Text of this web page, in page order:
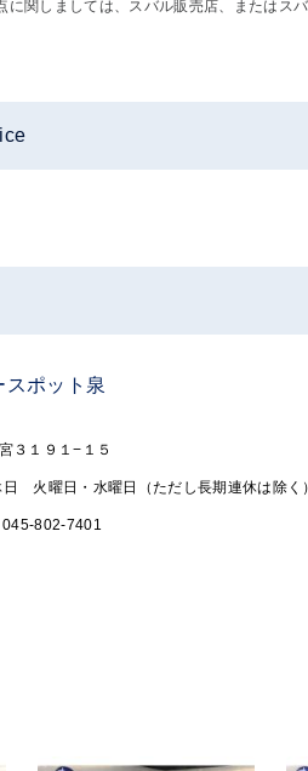
に関しましては、スバル販売店、またはス
ポット泉
３１９１−１５
日 火曜日・水曜日（ただし長期連休は除く
802-7401